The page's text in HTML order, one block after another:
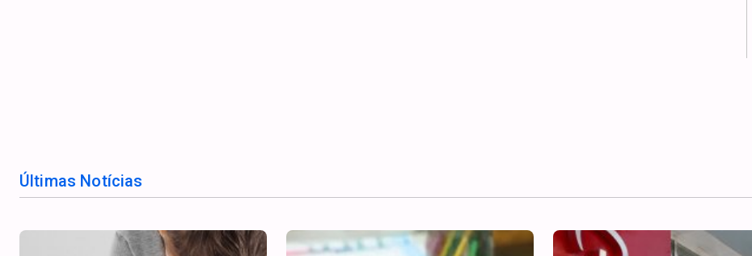
Últimas Notícias